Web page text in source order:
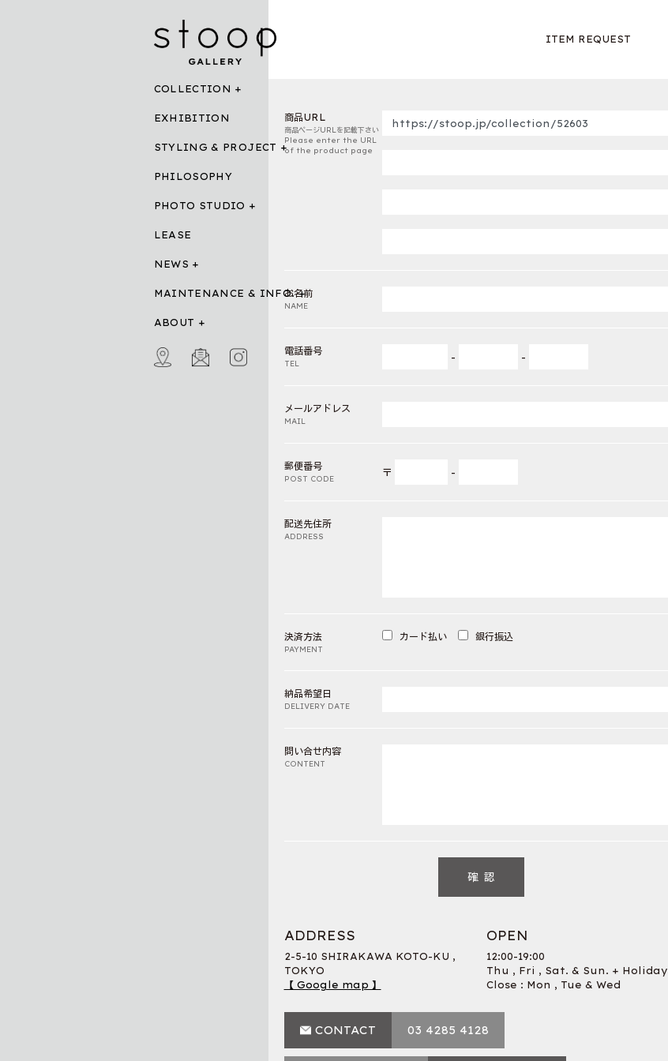
COLLECTION
EXHIBITION
STYLING & PROJECT
PHILOSOPHY
PHOTO STUDIO
LEASE
NEWS
MAINTENANCE & INFO.
ABOUT
ITEM REQUEST
商品URL
商品ページURLを記載下さい
Please enter the URL
of the product page
お名前
NAME
電話番号
TEL
- -
メールアドレス
MAIL
郵便番号
POST CODE
〒 -
配送先住所
ADDRESS
決済方法
PAYMENT
カード払い 銀行振込
納品希望日
DELIVERY DATE
問い合せ内容
CONTENT
ADDRESS
2-5-10 SHIRAKAWA KOTO-KU ,
TOKYO
【 Google map 】
OPEN
12:00-19:00
Thu , Fri , Sat. & Sun. + Holiday
Close : Mon , Tue & Wed
CONTACT 03 4285 4128